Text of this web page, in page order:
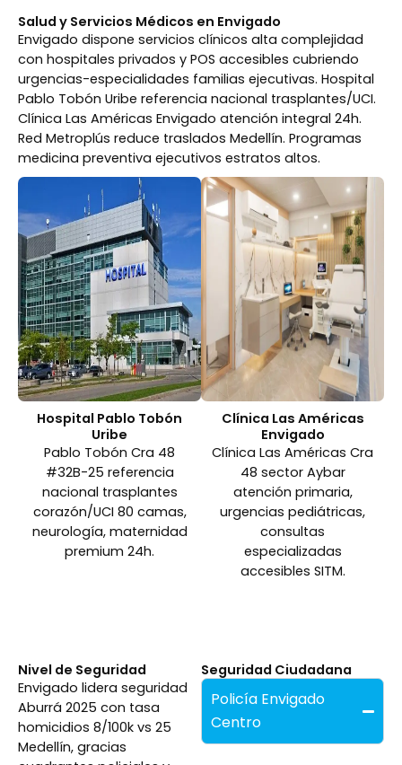
Salud y Servicios Médicos en Envigado
Envigado dispone servicios clínicos alta complejidad
con hospitales privados y POS accesibles cubriendo
urgencias-especialidades familias ejecutivas. Hospital
Pablo Tobón Uribe referencia nacional trasplantes/UCI.
Clínica Las Américas Envigado atención integral 24h.
Red Metroplús reduce traslados Medellín. Programas
medicina preventiva ejecutivos estratos altos.
Hospital Pablo Tobón
Uribe
Pablo Tobón Cra 48
#32B-25 referencia
nacional trasplantes
corazón/UCI 80 camas,
neurología, maternidad
premium 24h.
Clínica Las Américas
Envigado
Clínica Las Américas Cra
48 sector Aybar
atención primaria,
urgencias pediátricas,
consultas
especializadas
accesibles SITM.
Nivel de Seguridad
Envigado lidera seguridad
Aburrá 2025 con tasa
homicidios 8/100k vs 25
Medellín, gracias
Seguridad Ciudadana
Policía Envigado
Centro